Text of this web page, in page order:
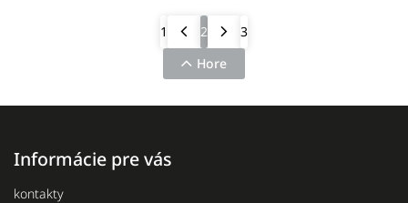
1 2
3
Hore
Informácie pre vás
kontakty